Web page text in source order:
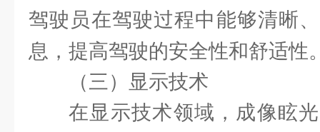
驾驶员在驾驶过程中能够清晰
息，提高驾驶的安全性和舒适性
（三）显示技术
在显示技术领域，成像眩